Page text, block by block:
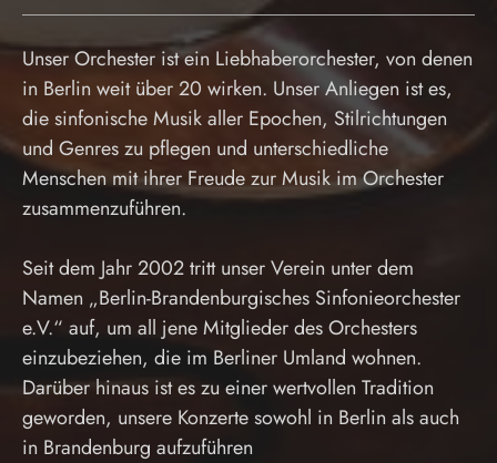
Unser Orchester ist ein Liebhaberorchester, von denen
in Berlin weit über 20 wirken. Unser Anliegen ist es,
die sinfonische Musik aller Epochen, Stilrichtungen
und Genres zu pflegen und unterschiedliche
Menschen mit ihrer Freude zur Musik im Orchester
zusammenzuführen.
Seit dem Jahr 2002 tritt unser Verein unter dem
Namen „Berlin-Brandenburgisches Sinfonieorchester
e.V.“ auf, um all jene Mitglieder des Orchesters
einzubeziehen, die im Berliner Umland wohnen.
Darüber hinaus ist es zu einer wertvollen Tradition
geworden, unsere Konzerte sowohl in Berlin als auch
in Brandenburg aufzuführen